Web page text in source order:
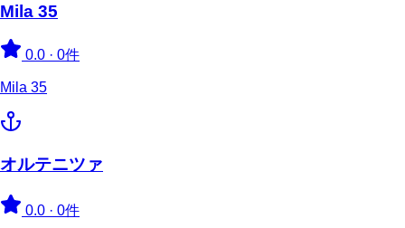
Mila 35
0.0 · 0件
Mila 35
オルテニツァ
0.0 · 0件